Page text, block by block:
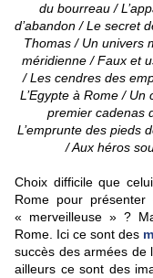
du bourreau /
d’abandon / Le secret
Thomas / Un univers
méridienne / Faux et
/ Les cendres des
L’Egypte à Rome /
premier cadenas
L’emprunte des pieds
/ Aux héros
Choix difficile que
Rome pour
« merveilleuse » ?
Rome. Ici ce sont des
succès des armées de
ailleurs ce sont des